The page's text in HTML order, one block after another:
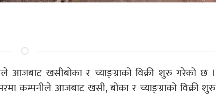
आजबाट खसीबोका र च्याङ्ग्राको विक्री शुरु गरेको छ ।
कम्पनीले आजबाट खसी, बोका र च्याङ्ग्राको विक्री शुरु